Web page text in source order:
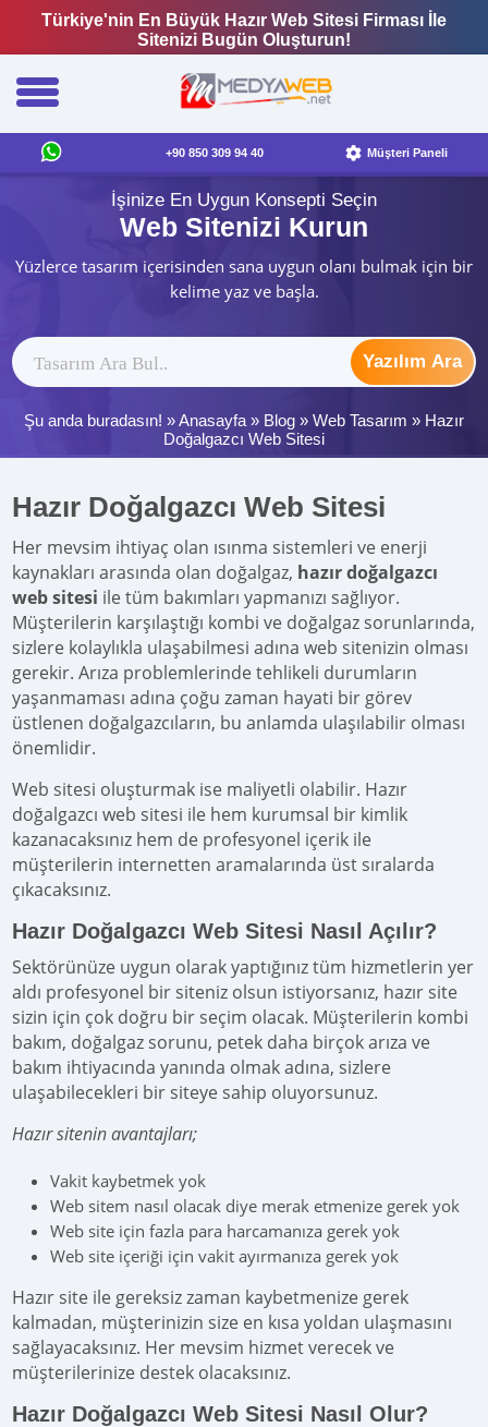
Türkiye'nin En Büyük Hazır Web Sitesi Firması İle
Sitenizi Bugün Oluşturun!
+90 850 309 94 40 Müşteri Paneli
İşinize En Uygun Konsepti Seçin
Web Sitenizi Kurun
Yüzlerce tasarım içerisinden sana uygun olanı bulmak için bir
kelime yaz ve başla.
Yazılım Ara
Şu anda buradasın! »Anasayfa » Blog » Web Tasarım » Hazır
Doğalgazcı Web Sitesi
Hazır Doğalgazcı Web Sitesi
Her mevsim ihtiyaç olan ısınma sistemleri ve enerji
kaynakları arasında olan doğalgaz, hazır doğalgazcı
web sitesi ile tüm bakımları yapmanızı sağlıyor.
Müşterilerin karşılaştığı kombi ve doğalgaz sorunlarında,
sizlere kolaylıkla ulaşabilmesi adına web sitenizin olması
gerekir. Arıza problemlerinde tehlikeli durumların
yaşanmaması adına çoğu zaman hayati bir görev
üstlenen doğalgazcıların, bu anlamda ulaşılabilir olması
önemlidir.
Web sitesi oluşturmak ise maliyetli olabilir. Hazır
doğalgazcı web sitesi ile hem kurumsal bir kimlik
kazanacaksınız hem de profesyonel içerik ile
müşterilerin internetten aramalarında üst sıralarda
çıkacaksınız.
Hazır Doğalgazcı Web Sitesi Nasıl Açılır?
Sektörünüze uygun olarak yaptığınız tüm hizmetlerin yer
aldı profesyonel bir siteniz olsun istiyorsanız, hazır site
sizin için çok doğru bir seçim olacak. Müşterilerin kombi
bakım, doğalgaz sorunu, petek daha birçok arıza ve
bakım ihtiyacında yanında olmak adına, sizlere
ulaşabilecekleri bir siteye sahip oluyorsunuz.
Hazır sitenin avantajları;
Vakit kaybetmek yok
Web sitem nasıl olacak diye merak etmenize gerek yok
Web site için fazla para harcamanıza gerek yok
Web site içeriği için vakit ayırmanıza gerek yok
Hazır site ile gereksiz zaman kaybetmenize gerek
kalmadan, müşterinizin size en kısa yoldan ulaşmasını
sağlayacaksınız. Her mevsim hizmet verecek ve
müşterilerinize destek olacaksınız.
Hazır Doğalgazcı Web Sitesi Nasıl Olur?